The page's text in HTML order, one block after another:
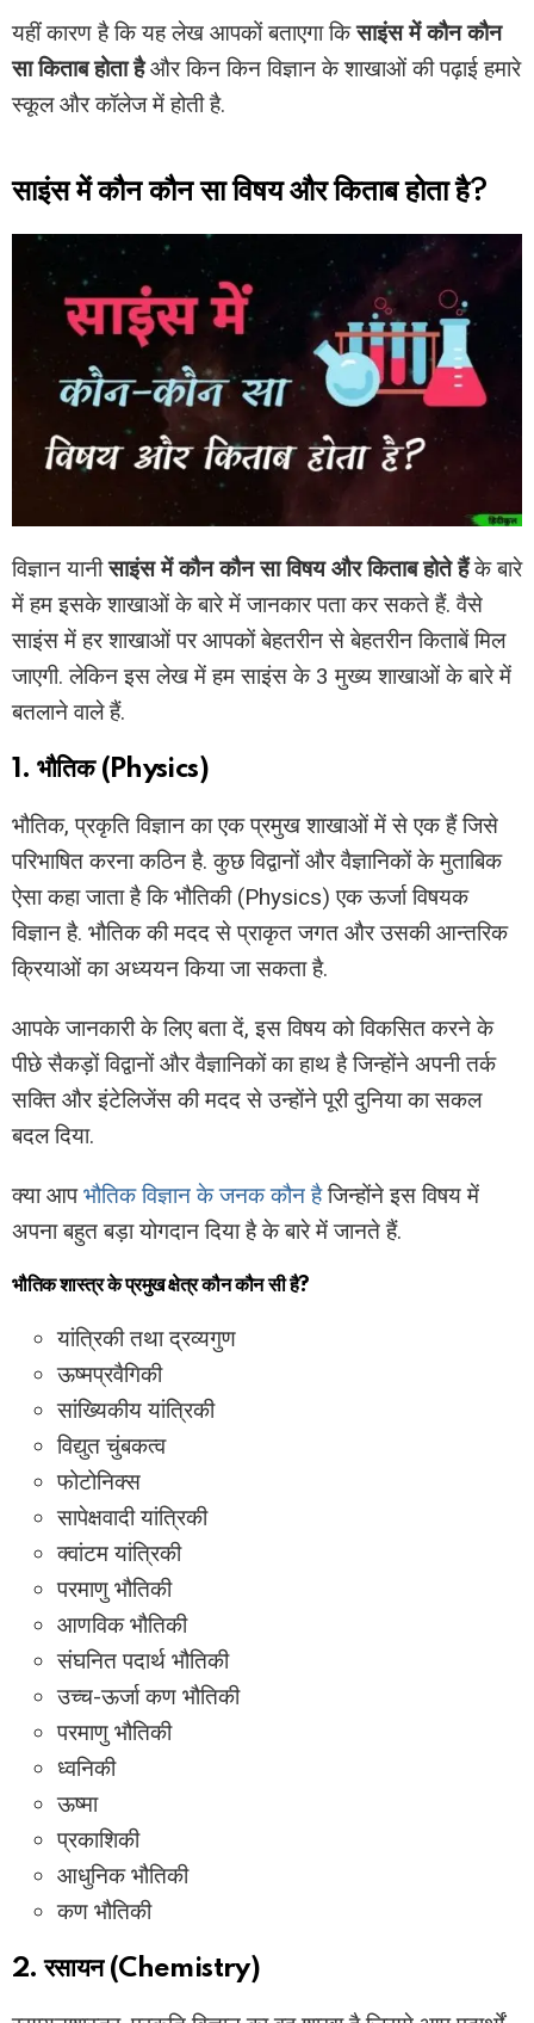
यहीं कारण है कि यह लेख आपकों बताएगा किसाइंस में कौन कौन
सा किताब होता हैऔर किन किन विज्ञान के शाखाओं की पढ़ाई हमारे
स्कूल और कॉलेज में होती है.
साइंस में कौन कौन सा विषय और किताब होता है?
विज्ञान यानीसाइंस में कौन कौन सा विषय और किताब होते हैंके बारे
में हम इसके शाखाओं के बारे में जानकार पता कर सकते हैं. वैसे
साइंस में हर शाखाओं पर आपकों बेहतरीन से बेहतरीन किताबें मिल
जाएगी. लेकिन इस लेख में हम साइंस के 3 मुख्य शाखाओं के बारे में
बतलाने वाले हैं.
1. भौतिक (Physics)
भौतिक, प्रकृति विज्ञान का एक प्रमुख शाखाओं में से एक हैं जिसे
परिभाषित करना कठिन है. कुछ विद्वानों और वैज्ञानिकों के मुताबिक
ऐसा कहा जाता है कि भौतिकी (Physics) एक ऊर्जा विषयक
विज्ञान है. भौतिक की मदद से प्राकृत जगत और उसकी आन्तरिक
क्रियाओं का अध्ययन किया जा सकता है.
आपके जानकारी के लिए बता दें, इस विषय को विकसित करने के
पीछे सैकड़ों विद्वानों और वैज्ञानिकों का हाथ है जिन्होंने अपनी तर्क
सक्ति और इंटेलिजेंस की मदद से उन्होंने पूरी दुनिया का सकल
बदल दिया.
क्या आपभौतिक विज्ञान के जनक कौन हैजिन्होंने इस विषय में
अपना बहुत बड़ा योगदान दिया है के बारे में जानते हैं.
भौतिक शास्त्र के प्रमुख क्षेत्र कौन कौन सी है?
यांत्रिकी तथा द्रव्यगुण
ऊष्मप्रवैगिकी
सांख्यिकीय यांत्रिकी
विद्युत चुंबकत्व
फोटोनिक्स
सापेक्षवादी यांत्रिकी
क्वांटम यांत्रिकी
परमाणु भौतिकी
आणविक भौतिकी
संघनित पदार्थ भौतिकी
उच्च-ऊर्जा कण भौतिकी
परमाणु भौतिकी
ध्वनिकी
ऊष्मा
प्रकाशिकी
आधुनिक भौतिकी
कण भौतिकी
2. रसायन (Chemistry)